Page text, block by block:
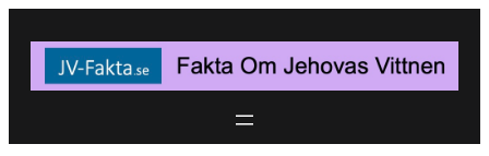
content